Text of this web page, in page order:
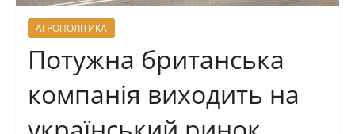
АГРОПОЛІТИКА
Потужна британська
компанія виходить на